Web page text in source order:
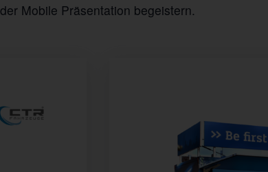
der Mobile Präsentation begeistern.